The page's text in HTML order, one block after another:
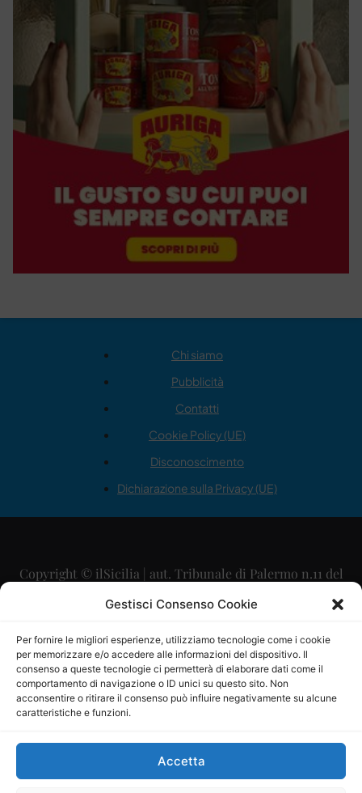
Gestisci Consenso Cookie
Per fornire le migliori esperienze, utilizziamo tecnologie come i cookie
per memorizzare e/o accedere alle informazioni del dispositivo. Il
consenso a queste tecnologie ci permetterà di elaborare dati come il
comportamento di navigazione o ID unici su questo sito. Non
acconsentire o ritirare il consenso può influire negativamente su alcune
caratteristiche e funzioni.
Accetta
Chi siamo
Pubblicità
Contatti
Cookie Policy (UE)
Disconoscimento
Dichiarazione sulla Privacy (UE)
Copyright © ilSicilia | aut. Tribunale di Palermo n.11 del
29/09/2015
Direttore Editoriale: Maurizio Scaglione
Direttore Responsabile: Maria Calabrese
P.IVA: 06334930820
Mercurio Comunicazione Società Cooperativa a r.l. è